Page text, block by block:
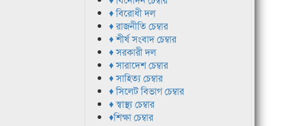
♦ বিরোধী দল
♦ রাজনীতি চেম্বার
♦ শীর্ষ সংবাদ চেম্বার
♦ সরকারী দল
♦ সারাদেশ চেম্বার
♦ সাহিত্য চেম্বার
♦ সিলেট বিভাগ চেম্বার
♦ স্বাস্থ্য চেম্বার
♦শিক্ষা চেম্বার